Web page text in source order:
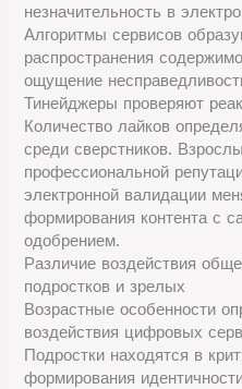
незначительность в
Алгоритмы сервисов
распространения
ощущение
Тинейджеры проверяют
Количество лайков
среди сверстников.
профессиональной
электронной валидации
формирования контента с
одобрением.
Различие воздействия
подростков и зрелых
Возрастные особенности
воздействия цифровых
Подростки находятся в
формирования